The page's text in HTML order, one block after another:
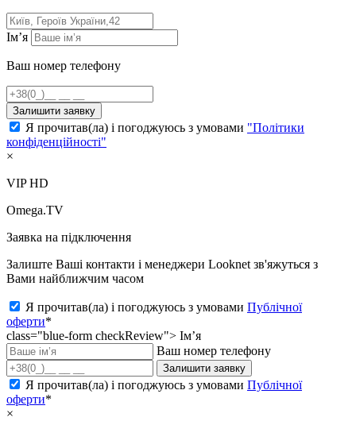
Ім’я
Ваш номер телефону
Залишити заявку
Я прочитав(ла) і погоджуюсь з умовами "Політики
конфіденційності"
×
VIP HD
Omega.TV
Заявка на підключення
Залиште Ваші контакти і менеджери Looknet зв'яжуться з
Вами найближчим часом
Я прочитав(ла) і погоджуюсь з умовами Публічної
оферти*
class="blue-form checkReview"> Ім’я
Ваш номер телефону
Залишити заявку
Я прочитав(ла) і погоджуюсь з умовами Публічної
оферти*
×